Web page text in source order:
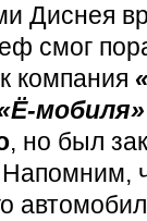
Диснея
смог
компания
мобиля»
, но был
Напомним,